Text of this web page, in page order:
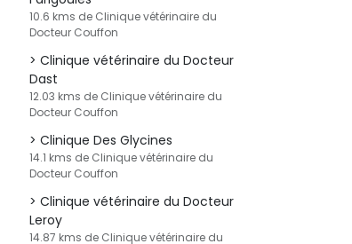
10.6 kms de Clinique vétérinaire du
Docteur Couffon
Clinique vétérinaire du Docteur
Dast
12.03 kms de Clinique vétérinaire du
Docteur Couffon
Clinique Des Glycines
14.1 kms de Clinique vétérinaire du
Docteur Couffon
Clinique vétérinaire du Docteur
Leroy
14.87 kms de Clinique vétérinaire du